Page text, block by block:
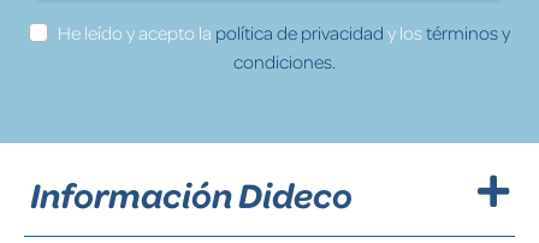
He leído y acepto la política de privacidad y lostérminos y
condiciones.
Información Dideco